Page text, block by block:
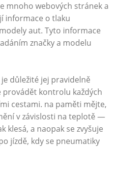
mnoho webových stránek a
informace o tlaku
aut. Tyto informace
značky a modelu
důležité jej pravidelně
kontrolu každých​
cestami. ⁢na paměti mějte,
v závislosti na teplotě —
klesá, a naopak se zvyšuje
jízdě, kdy se pneumatiky